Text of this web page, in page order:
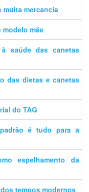
muita mercancia
modelo mãe
saúde das canetas
das dietas e canetas
do TAG
é tudo para a
espelhamento da
dos tempos modernos